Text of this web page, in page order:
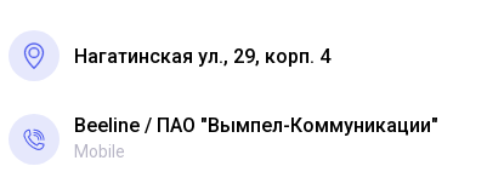
Нагатинская ул., 29, корп. 4
Beeline ПАО "Вымпел-Коммуникации"
Mobile